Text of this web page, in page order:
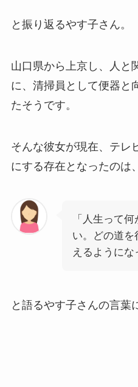
と振り返るやす子さん。
山口県から上京し、人と
に、清掃員として便器と
たそうです。
そんな彼女が現在、テレ
にする存在となったのは
「人生って
い。どの道を
えるようにな
と語るやす子さんの言葉